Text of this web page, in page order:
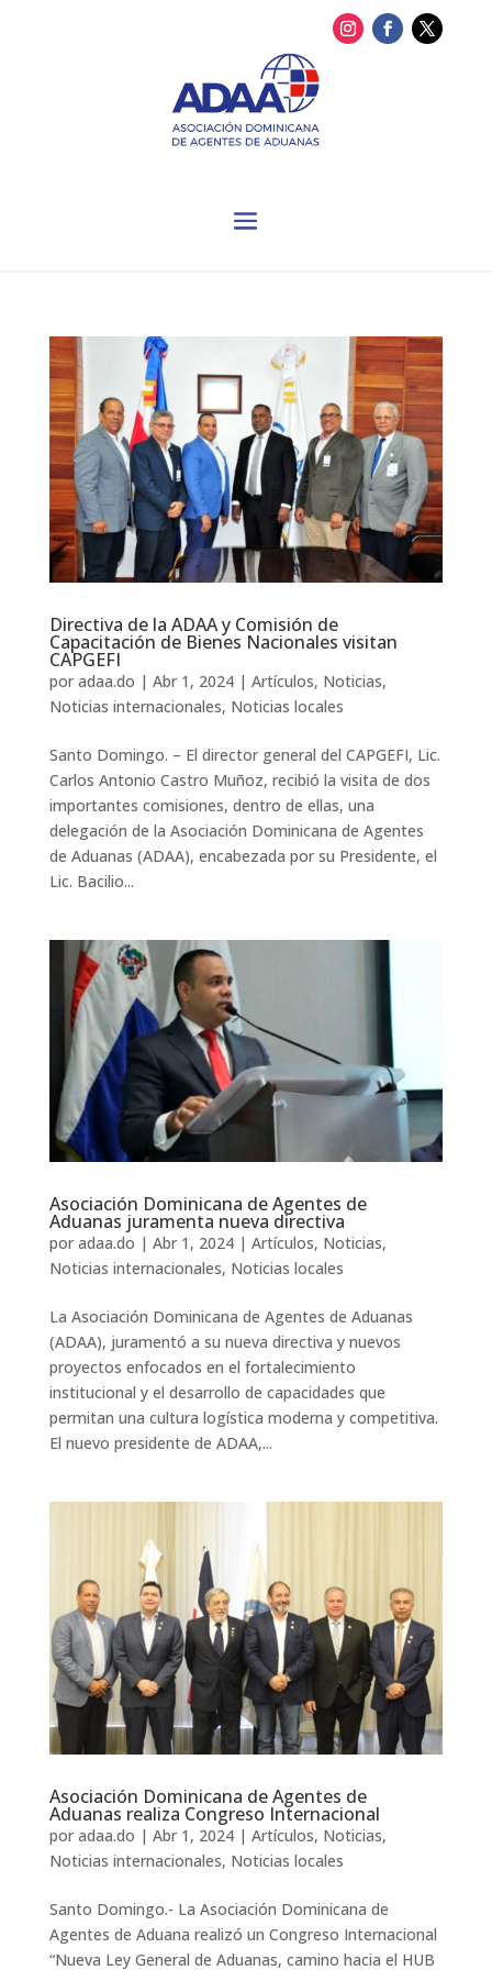
Directiva de la ADAA y Comisión de
Capacitación de Bienes Nacionales visitan
CAPGEFI
por adaa.do | Abr 1, 2024| Artículos, Noticias,
Noticias internacionales, Noticias locales
Santo Domingo. – El director general del CAPGEFI, Lic.
Carlos Antonio Castro Muñoz, recibió la visita de dos
importantes comisiones, dentro de ellas, una
delegación de la Asociación Dominicana de Agentes
de Aduanas (ADAA), encabezada por su Presidente, el
Lic. Bacilio...
Asociación Dominicana de Agentes de
Aduanas juramenta nueva directiva
por adaa.do | Abr 1, 2024| Artículos, Noticias,
Noticias internacionales, Noticias locales
La Asociación Dominicana de Agentes de Aduanas
(ADAA), juramentó a su nueva directiva y nuevos
proyectos enfocados en el fortalecimiento
institucional y el desarrollo de capacidades que
permitan una cultura logística moderna y competitiva.
El nuevo presidente de ADAA,...
Asociación Dominicana de Agentes de
Aduanas realiza Congreso Internacional
por adaa.do | Abr 1, 2024| Artículos, Noticias,
Noticias internacionales, Noticias locales
Santo Domingo.- La Asociación Dominicana de
Agentes de Aduana realizó un Congreso Internacional
“Nueva Ley General de Aduanas, camino hacia el HUB